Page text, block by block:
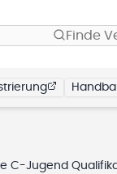
Finde
Jugend